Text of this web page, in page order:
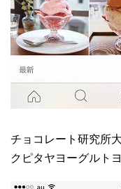
チョコレート研究所
クピタヤヨーグルト